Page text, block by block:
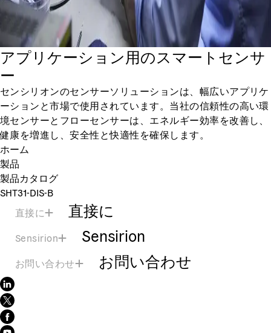
アプリケーション用のスマートセンサ
ー
センシリオンのセンサーソリューションは、幅広いアプリケ
ーションと市場で使用されています。当社の信頼性の高い環
境センサーとフローセンサーは、エネルギー効率を改善し、
健康を増進し、安全性と快適性を確保します。
ホーム
製品
製品カタログ
SHT31-DIS-B
直接に
直接に
Sensirion Sensirion
お問い合わせ お問い合わせ